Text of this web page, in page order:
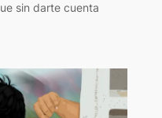
sin darte cuenta